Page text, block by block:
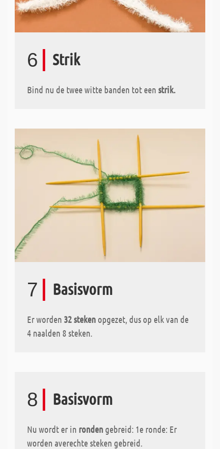
6 Strik
Bind nu de twee witte banden tot een strik.
7 Basisvorm
Er worden 32 steken opgezet, dus op elk van de
4 naalden 8 steken.
8 Basisvorm
Nu wordt er in ronden gebreid: 1e ronde: Er
worden averechte steken gebreid.